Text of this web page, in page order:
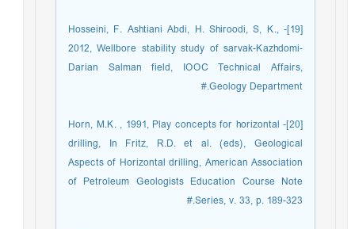
[19]- Hosseini, F. Ashtiani Abdi, H. Shiroodi, S, K.,
2012, Wellbore stability study of sarvak-Kazhdomi-
Darian Salman field, IOOC Technical Affairs,
Geology Department.#
[20]- Horn, M.K. , 1991, Play concepts for horizontal
drilling, In Fritz, R.D. et al. (eds), Geological
Aspects of Horizontal drilling, American Association
of Petroleum Geologists Education Course Note
Series, v. 33, p. 189-323.#